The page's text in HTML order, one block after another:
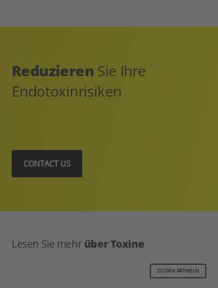
Reduzieren Sie Ihre
Endotoxinrisiken
CONTACT US
Lesen Sie mehr über Toxine
ZU DEN ARTIKELN